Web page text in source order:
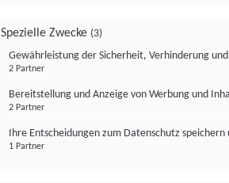
Spezielle Zwecke (3)
Gewährleistung der Sicherheit, Verhinderung
2 Partner
Bereitstellung und Anzeige von Werbung und
2 Partner
Ihre Entscheidungen zum Datenschutz
1 Partner